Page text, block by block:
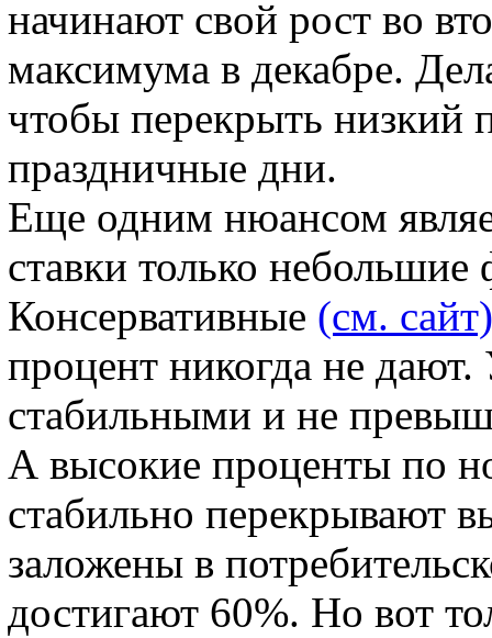
начинают свой рост во
максимума в декабре.
чтобы перекрыть низкий
праздничные дни.
Еще одним нюансом
ставки только
Консервативные (см. сайт)
процент никогда не
стабильными и не
А высокие проценты по
стабильно перекрывают
заложены в
достигают 60%. Но вот